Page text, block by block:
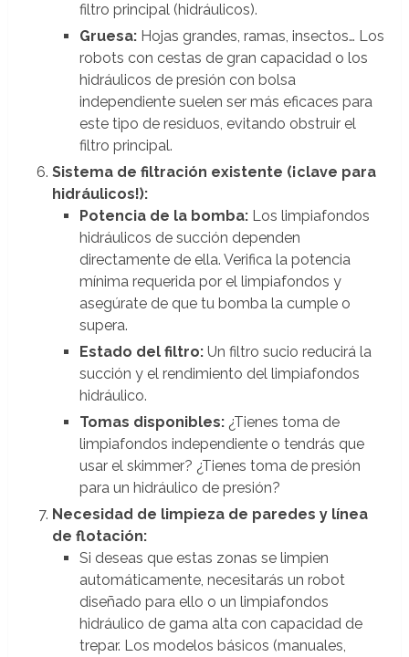
filtro principal (hidráulicos).
Gruesa:Hojas grandes, ramas, insectos… Los
robots con cestas de gran capacidad o los
hidráulicos de presión con bolsa
independiente suelen ser más eficaces para
este tipo de residuos, evitando obstruir el
filtro principal.
Sistema de filtración existente (¡clave para
hidráulicos!):
Potencia de la bomba:Los limpiafondos
hidráulicos de succión dependen
directamente de ella. Verifica la potencia
mínima requerida por el limpiafondos y
asegúrate de que tu bomba la cumple o
supera.
Estado del filtro:Un filtro sucio reducirá la
succión y el rendimiento del limpiafondos
hidráulico.
Tomas disponibles:¿Tienes toma de
limpiafondos independiente o tendrás que
usar el skimmer? ¿Tienes toma de presión
para un hidráulico de presión?
Necesidad de limpieza de paredes y línea
de flotación:
Si deseas que estas zonas se limpien
automáticamente, necesitarás un robot
diseñado para ello o un limpiafondos
hidráulico de gama alta con capacidad de
trepar. Los modelos básicos (manuales,